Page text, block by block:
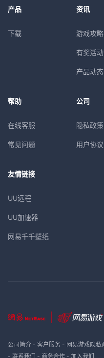
产品
下载
资讯
游戏攻略
有奖活动
产品动态
帮助
在线客服
常见问题
公司
隐私政策
用户协议
友情链接
UU远程
UU加速器
网易千千壁纸
公司简介- 客户服务- 网易游戏隐私
- 联系我们 - 商务合作- 加入我们